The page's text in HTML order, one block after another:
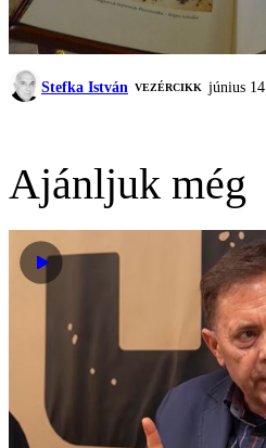
Stefka István VEZÉRCIKK június 14.
Ajánljuk még